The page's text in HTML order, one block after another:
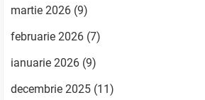
martie 2026 (9)
februarie 2026 (7)
ianuarie 2026 (9)
decembrie 2025 (11)